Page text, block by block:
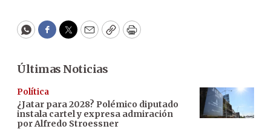
WhatsApp
Facebook
Twitter
EmailCopyPrint
Últimas Noticias
Política
¿Jatar para 2028? Polémico diputado
instala cartel y expresa admiración
por Alfredo Stroessner